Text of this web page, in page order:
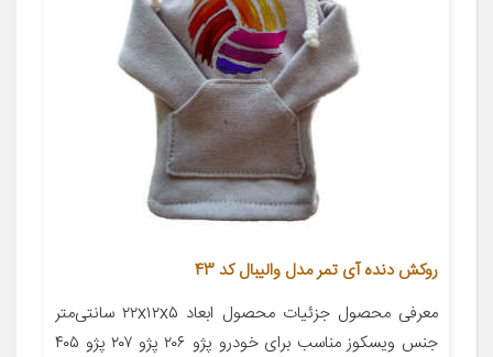
روکش دنده آی تمر مدل والیبال کد 43
معرفی محصول جزئیات محصول ابعاد ۲۲x۱۲x۵ سانتی‌متر
جنس ویسکوز مناسب برای خودرو پژو ۲۰۶ پژو ۲۰۷ پژو ۴۰۵